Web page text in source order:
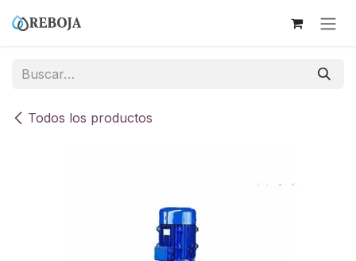
Todos los productos